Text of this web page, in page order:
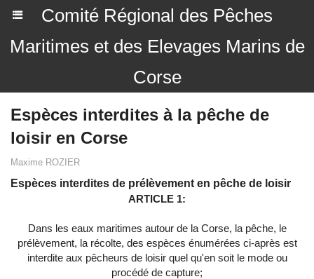
Comité Régional des Pêches
Maritimes et des Elevages Marins de
Corse
Espèces interdites à la pêche de
loisir en Corse
Maxime ROZIER
Espèces interdites de prélèvement en pêche de loisir
ARTICLE 1:
Dans les eaux maritimes autour de la Corse, la pêche, le
prélèvement, la récolte, des espèces énumérées ci-après est
interdite aux pêcheurs de loisir quel qu'en soit le mode ou
procédé de capture;